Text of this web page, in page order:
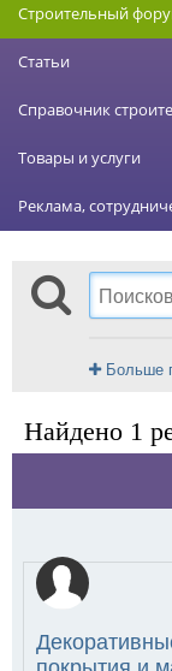
Строительный
Статьи
Справочник
Товары и услуги
Реклама,
Больше
Найдено 1